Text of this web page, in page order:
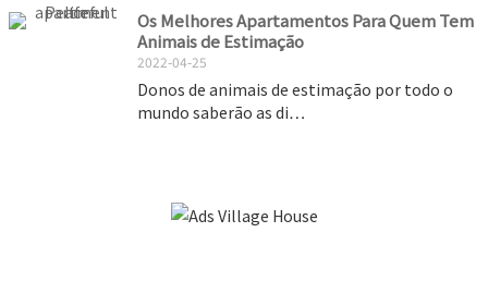
Os Melhores Apartamentos Para Quem Tem
Animais de Estimação
2022-04-25
Donos de animais de estimação por todo o
mundo saberão as di…